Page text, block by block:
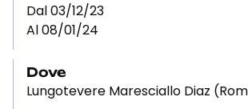
Dal 03/12/23
Al 08/01/24
Dove
Lungotevere Maresciallo Diaz